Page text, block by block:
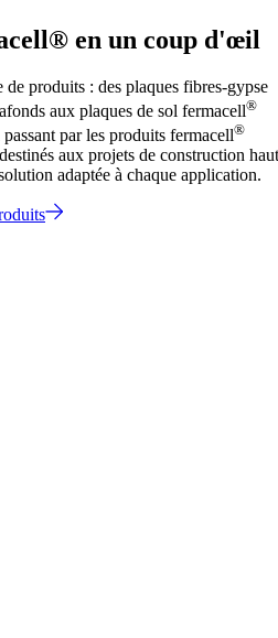
en un coup d'œil
produits : des plaques fibres-gypse
aux plaques de sol fermacell®
par les produits fermacell®
aux projets de construction haut
adaptée à chaque application.